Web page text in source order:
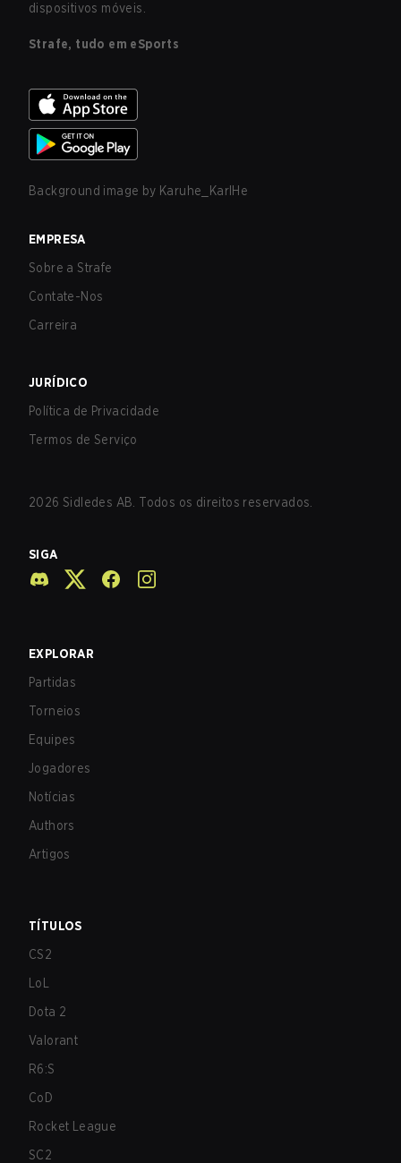
dispositivos móveis.
Strafe, tudo em eSports
Background image by Karuhe_KarlHe
EMPRESA
Sobre a Strafe
Contate-Nos
Carreira
JURÍDICO
Política de Privacidade
Termos de Serviço
2026 Sidledes AB. Todos os direitos reservados.
SIGA
EXPLORAR
Partidas
Torneios
Equipes
Jogadores
Notícias
Authors
Artigos
TÍTULOS
CS2
LoL
Dota 2
Valorant
R6:S
CoD
Rocket League
SC2